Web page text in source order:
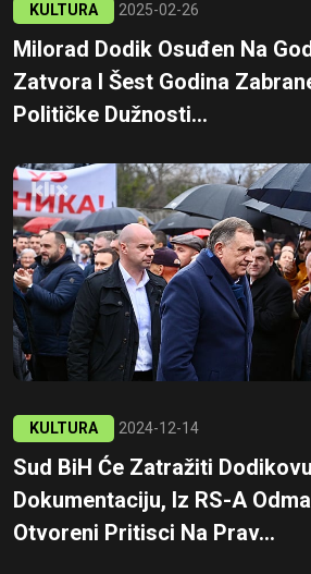
KULTURA 2025-02-26
Milorad Dodik Osuđen Na
Zatvora I Šest Godina
Političke Dužnosti...
KULTURA 2024-12-14
Sud BiH Će Zatražiti
Dokumentaciju, Iz RS-A
Otvoreni Pritisci Na Prav...